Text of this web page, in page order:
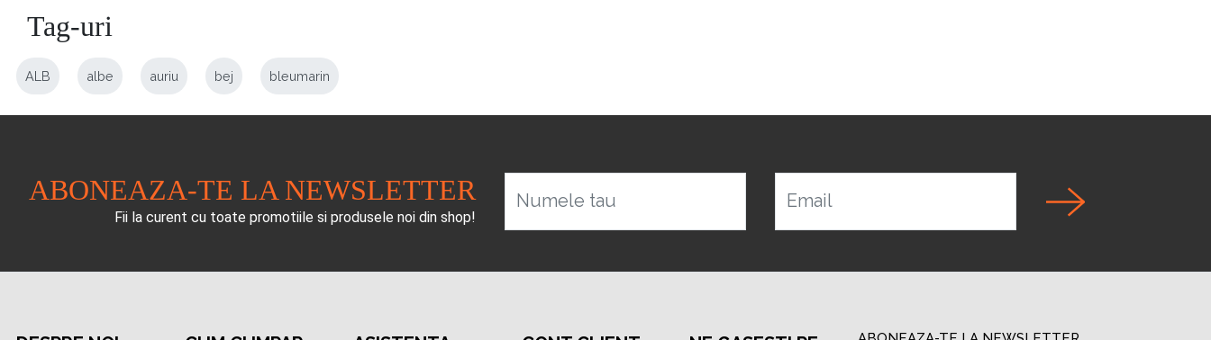
Tag-uri
ALB albe auriu bej bleumarin
ABONEAZA-TE LA NEWSLETTER
Fii la curent cu toate promotiile si produsele noi din shop!
Numele tau Email